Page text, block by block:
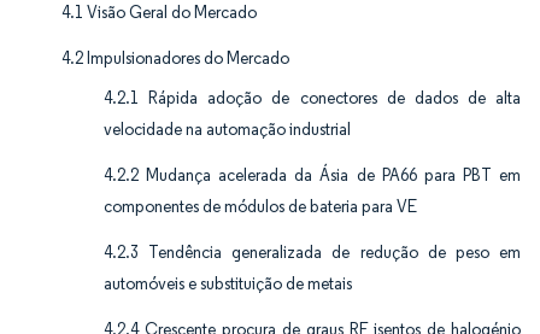
4.1 Visão Geral do Mercado
4.2 Impulsionadores do Mercado
4.2.1 Rápida adoção de conectores de dados de alta
velocidade na automação industrial
4.2.2 Mudança acelerada da Ásia de PA66 para PBT em
componentes de módulos de bateria para VE
4.2.3 Tendência generalizada de redução de peso em
automóveis e substituição de metais
4.2.4 Crescente procura de graus RF isentos de halogénio